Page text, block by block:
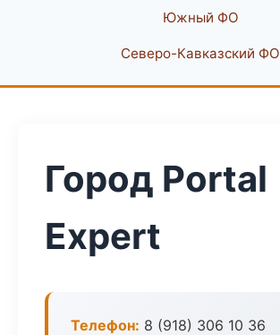
Южный ФО
Северо-Кавказский ФО
Город Portal
Expert
Телефон: 8 (918) 306 10 36